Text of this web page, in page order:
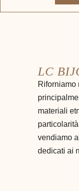
LC
Riforniamo
materiali
vendiamo
dedicati ai